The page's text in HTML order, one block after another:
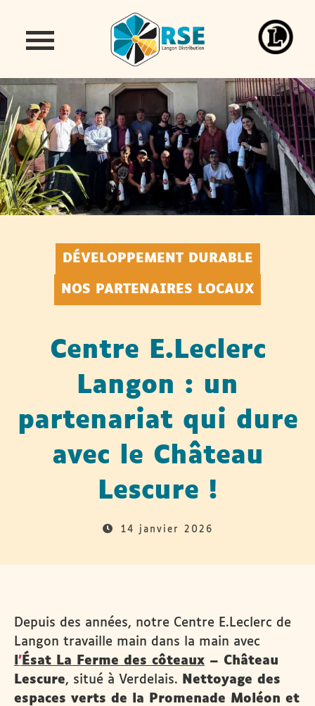
DÉVELOPPEMENT DURABLE
NOS PARTENAIRES LOCAUX
Centre E.Leclerc
Langon : un
partenariat qui dure
avec le Château
Lescure !
14 janvier 2026
Depuis des années, notre Centre E.Leclerc de
Langon travaille main dans la main avec
’ Ésat La Ferme des côteaux – Château
Lescure, situé à Verdelais.
Nettoyage des
espaces verts de la Promenade Moléon et